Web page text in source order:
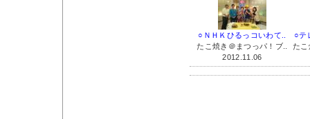
○ＮＨＫひるっコいわて..
たこ焼き＠まつっパ！ブ..
2012.11.06
○テ
たこ